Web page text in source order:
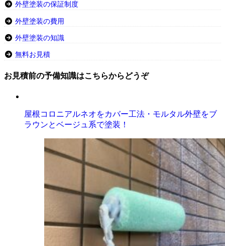
外壁塗装の保証制度
外壁塗装の費用
外壁塗装の知識
無料お見積
お見積前の予備知識はこちらからどうぞ
屋根コロニアルネオをカバー工法・モルタル外壁をブ
ラウンとベージュ系で塗装！